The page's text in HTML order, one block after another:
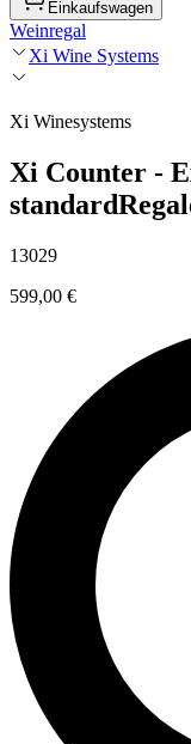
Einkaufswagen
Weinregal
Xi Wine Systems
Xi Winesystems
Xi Counter -
13029
599,00 €